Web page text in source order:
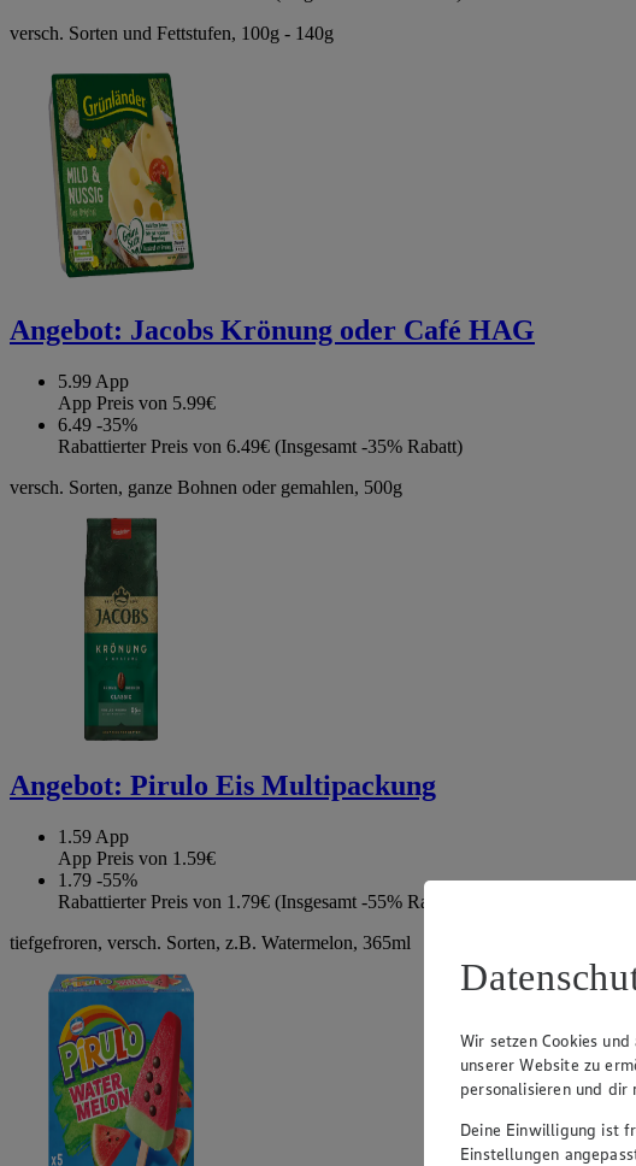
versch. Sorten und Fettstufen, 100g - 140g
Angebot: Jacobs Krönung oder Café HAG
5.99 App
App Preis von 5.99€
6.49 -35%
Rabattierter Preis von 6.49€ (Insgesamt -35% Rabatt)
versch. Sorten, ganze Bohnen oder gemahlen, 500g
Angebot: Pirulo Eis Multipackung
1.59 App
App Preis von 1.59€
1.79 -55%
Rabattierter Preis von 1.79€ (Insgesamt -55% Rabatt)
tiefgefroren, versch. Sorten, z.B. Watermelon, 365ml
Wir setzen Cookies
unserer Website zu
personalisieren und
Deine Einwilligung ist
Einstellungen